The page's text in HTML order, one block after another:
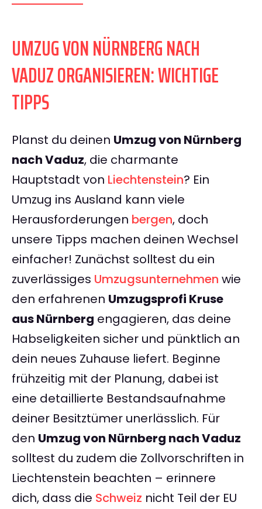
UMZUG VON NÜRNBERG NACH
VADUZ ORGANISIEREN: WICHTIGE
TIPPS
Planst du deinen Umzug von Nürnberg
nach Vaduz, die charmante
Hauptstadt von Liechtenstein? Ein
Umzug ins Ausland kann viele
Herausforderungen bergen, doch
unsere Tipps machen deinen Wechsel
einfacher! Zunächst solltest du ein
zuverlässiges Umzugsunternehmen wie
den erfahrenen Umzugsprofi Kruse
aus Nürnberg engagieren, das deine
Habseligkeiten sicher und pünktlich an
dein neues Zuhause liefert. Beginne
frühzeitig mit der Planung, dabei ist
eine detaillierte Bestandsaufnahme
deiner Besitztümer unerlässlich. Für
den Umzug von Nürnberg nach Vaduz
solltest du zudem die Zollvorschriften in
Liechtenstein beachten – erinnere
dich, dass die Schweiz nicht Teil der EU